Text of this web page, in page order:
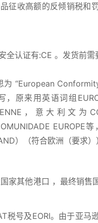
征收高额的反倾销税和
全认证有:CE 。发货前
为 “European
，原来用英语词组
，意大利文为
EUROPE
）（符合欧洲（要求）
家其他港口 ，最终销
税号及EORI。由于亚